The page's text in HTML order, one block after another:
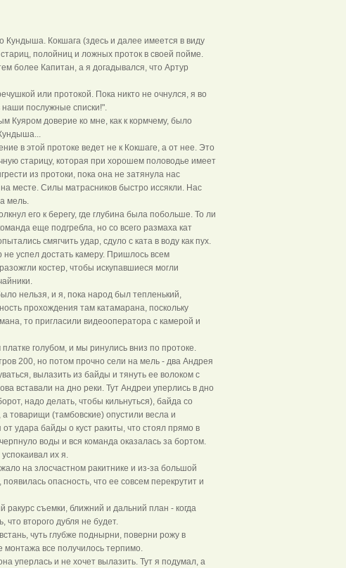
Кундыша. Кокшага (здесь и далее имеется в виду
полойниц и ложных проток в своей пойме.
более Капитан, а я догадывался, что Артур
или протокой. Пока никто не очнулся, я во
послужные списки!".
Куяром доверие ко мне, как к кормчему, было
в этой протоке ведет не к Кокшаге, а от нее. Это
старицу, которая при хорошем половодье имеет
из протоки, пока она не затянула нас
месте. Силы матрасников быстро иссякли. Нас
мель.
его к берегу, где глубина была побольше. То ли
еще подгребла, но со всего размаха кат
смягчить удар, сдуло с ката в воду как пух.
успел достать камеру. Пришлось всем
костер, чтобы искупавшиеся могли
нельзя, и я, пока народ был тепленький,
прохождения там катамарана, поскольку
то пригласили видеооператора с камерой и
голубом, и мы ринулись вниз по протоке.
200, но потом прочно сели на мель - два Андрея
вылазить из байды и тянуть ее волоком с
вставали на дно реки. Тут Андреи уперлись в дно
надо делать, чтобы кильнуться), байда со
товарищи (тамбовские) опустили весла и
удара байды о куст ракиты, что стоял прямо в
воды и вся команда оказалась за бортом.
их я.
на злосчастном ракитнике и из-за большой
опасность, что ее совсем перекрутит и
съемки, ближний и дальний план - когда
что второго дубля не будет.
чуть глубже поднырни, поверни рожу в
все получилось терпимо.
уперлась и не хочет вылазить. Тут я подумал, а